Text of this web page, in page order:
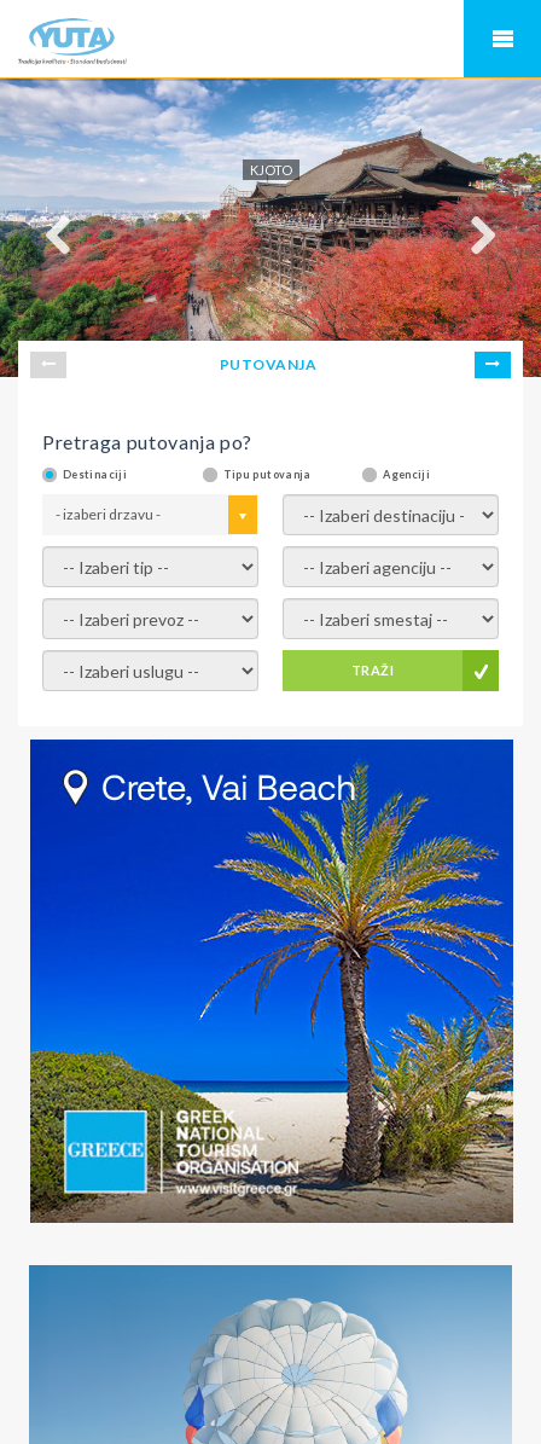
KJOTO
PUTOVANJA
Pretraga putovanja po?
Destinaciji Tipu putovanja Agenciji
- izaberi drzavu - - izaberi destinaciju -
- izaberi tip - - izaberi agenciju -
- izaberi prevoz - - Izaberite smestaj -
- Izaberite uslugu - TRAŽI